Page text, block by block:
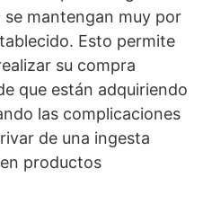
se mantengan muy por
Esto permite
su compra
que están adquiriendo
las complicaciones
de una ingesta
productos